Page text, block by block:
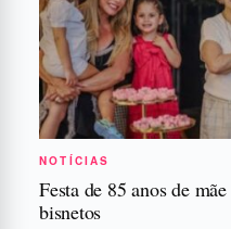
NOTÍCIAS
Festa de 85 anos de
bisnetos